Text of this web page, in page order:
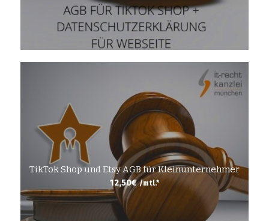
TikTok Shop und Etsy AGB für Kleinunternehmer
12,50€ /mtl.*